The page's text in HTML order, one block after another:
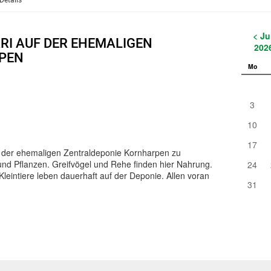
AUF DER EHEMALIGEN
ehemaligen Zentraldeponie Kornharpen zu
Pflanzen. Greifvögel und Rehe finden hier Nahrung.
leben dauerhaft auf der Deponie. Allen voran
<
Mo
3
10
17
24
31